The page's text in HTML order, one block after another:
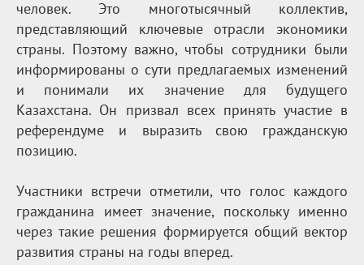
человек. Это многотысячный коллектив,
представляющий ключевые отрасли экономики
страны. Поэтому важно, чтобы сотрудники были
информированы о сути предлагаемых изменений
и понимали их значение для будущего
Казахстана. Он призвал всех принять участие в
референдуме и выразить свою гражданскую
позицию.
Участники встречи отметили, что голос каждого
гражданина имеет значение, поскольку именно
через такие решения формируется общий вектор
развития страны на годы вперед.